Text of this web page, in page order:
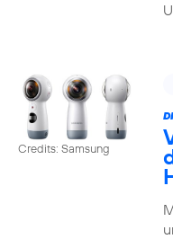
Credits: Samsung